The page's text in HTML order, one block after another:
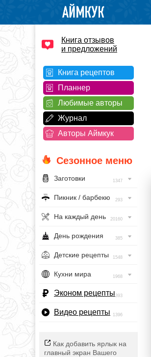
Книга отзывов
и предложений
Книга рецептов
Планнер
Любимые авторы
Журнал
Авторы Аймкук
Сезонное меню
Заготовки 1347
Пикник / барбекю 293
На каждый день 20160
День рождения 385
Детские рецепты 1548
Кухни мира 1968
Эконом рецепты393
Видео рецепты 1396
Как добавить ярлык на
главный экран Вашего